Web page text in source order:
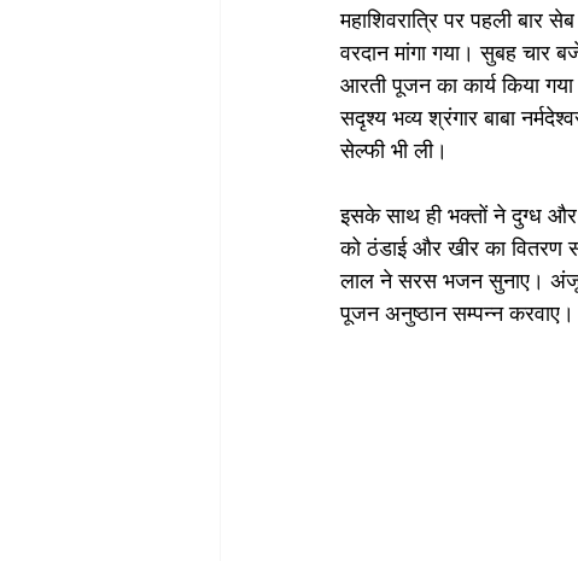
महाशिवरात्रि पर पहली बार
वरदान मांगा गया। सुबह चार
आरती पूजन का कार्य किया
सदृश्य भव्य श्रंगार बाबा
सेल्फी भी ली।
इसके साथ ही भक्तों ने दुग्ध
को ठंडाई और खीर का वितरण
लाल ने सरस भजन सुनाए। अंजू
पूजन अनुष्ठान सम्पन्न